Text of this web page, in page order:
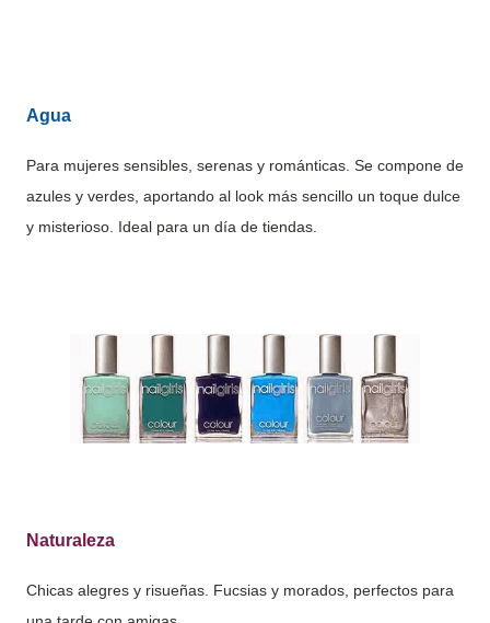
Agua
Para mujeres sensibles, serenas y románticas. Se compone de
azules y verdes, aportando al look más sencillo un toque dulce
y misterioso. Ideal para un día de tiendas.
Naturaleza
Chicas alegres y risueñas. Fucsias y morados, perfectos para